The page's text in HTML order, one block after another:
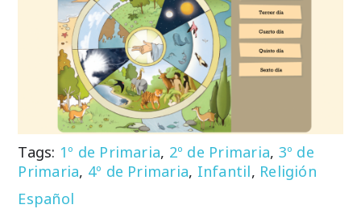
Tags: 1º de Primaria, 2º de Primaria, 3º de
Primaria, 4º de Primaria, Infantil, Religión
Español